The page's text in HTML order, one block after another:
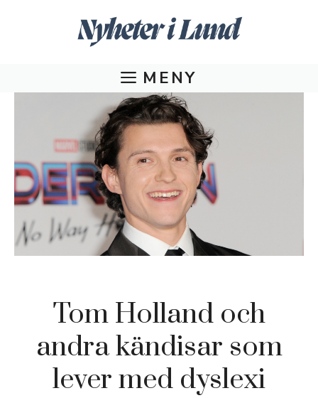
MENY
Tom Holland och
andra kändisar som
lever med dyslexi